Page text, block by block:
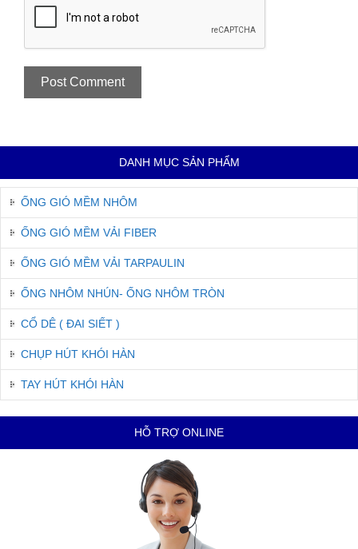
DANH MỤC SẢN PHẨM
ỐNG GIÓ MỀM NHÔM
ỐNG GIÓ MỀM VẢI FIBER
ỐNG GIÓ MỀM VẢI TARPAULIN
ỐNG NHÔM NHÚN- ỐNG NHÔM TRÒN
CỔ DÊ ( ĐAI SIẾT )
CHỤP HÚT KHÓI HÀN
TAY HÚT KHÓI HÀN
HỖ TRỢ ONLINE